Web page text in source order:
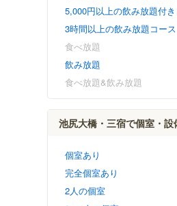
5,000円以上の飲み放題付
3時間以上の飲み放題コース
食べ放題
飲み放題
食べ放題&飲み放題
池尻大橋・三宿で個室・設
個室あり
完全個室あり
2人の個室